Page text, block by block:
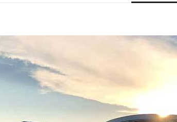
DEUTSCH
DEUTSCH